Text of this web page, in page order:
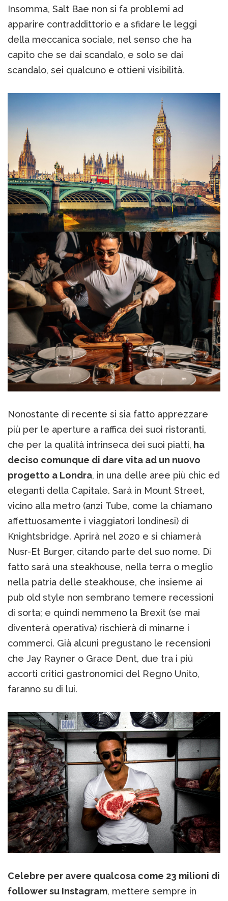
Insomma, Salt Bae non si fa problemi ad
apparire contraddittorio e a sfidare le leggi
della meccanica sociale, nel senso che ha
capito che se dai scandalo, e solo se dai
scandalo, sei qualcuno e ottieni visibilità.
Nonostante di recente si sia fatto apprezzare
più per le aperture a raffica dei suoi ristoranti,
che per la qualità intrinseca dei suoi piatti, ha
deciso comunque di dare vita ad un nuovo
progetto a Londra, in una delle aree più chic ed
eleganti della Capitale. Sarà in Mount Street,
vicino alla metro (anzi Tube, come la chiamano
affettuosamente i viaggiatori londinesi) di
Knightsbridge. Aprirà nel 2020 e si chiamerà
Nusr-Et Burger, citando parte del suo nome. Di
fatto sarà una steakhouse, nella terra o meglio
nella patria delle steakhouse, che insieme ai
pub old style non sembrano temere recessioni
di sorta; e quindi nemmeno la Brexit (se mai
diventerà operativa) rischierà di minarne i
commerci. Già alcuni pregustano le recensioni
che Jay Rayner o Grace Dent, due tra i più
accorti critici gastronomici del Regno Unito,
faranno su di lui.
Celebre per avere qualcosa come 23 milioni di
follower su Instagram, mettere sempre in